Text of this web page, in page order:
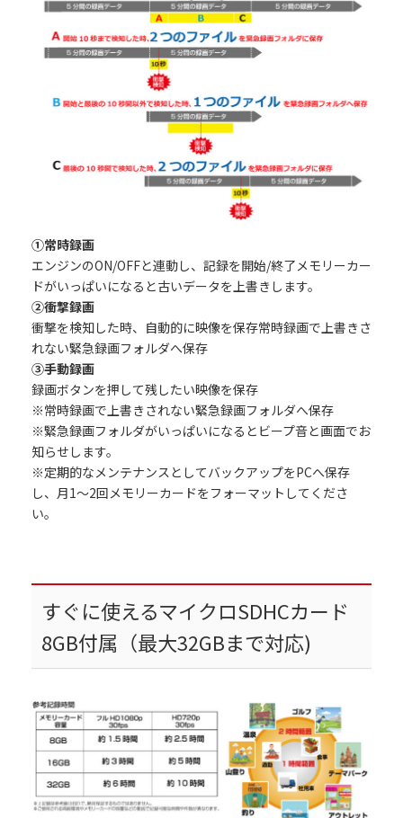
①常時録画
エンジンのON/OFFと連動し、記録を開始/終了メモリーカー
ドがいっぱいになると古いデータを上書きします。
②衝撃録画
衝撃を検知した時、自動的に映像を保存常時録画で上書きさ
れない緊急録画フォルダへ保存
③手動録画
録画ボタンを押して残したい映像を保存
※常時録画で上書きされない緊急録画フォルダへ保存
※緊急録画フォルダがいっぱいになるとビープ音と画面でお
知らせします。
※定期的なメンテナンスとしてバックアップをPCへ保存
し、月1～2回メモリーカードをフォーマットしてくださ
い。
すぐに使えるマイクロSDHCカード
8GB付属（最大32GBまで対応)